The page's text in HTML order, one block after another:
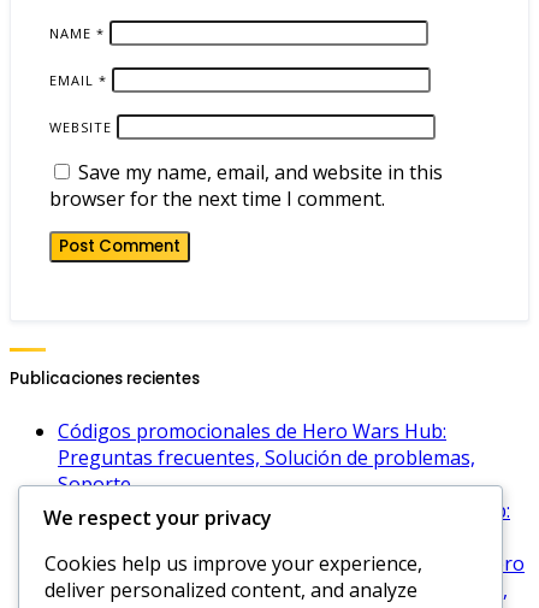
NAME *
EMAIL *
WEBSITE
Save my name, email, and website in this
browser for the next time I comment.
Publicaciones recientes
Códigos promocionales de Hero Wars Hub:
Preguntas frecuentes, Solución de problemas,
Soporte
Códigos promocionales de oro de Hero Wars Hub:
Códigos exclusivos, Cómo activar, Recompensas
Estrategias de código de la Era del Dominio en Hero
Wars: Maximizar recompensas, Mejores prácticas,
We respect your privacy
Cookies help us improve your experience,
deliver personalized content, and analyze